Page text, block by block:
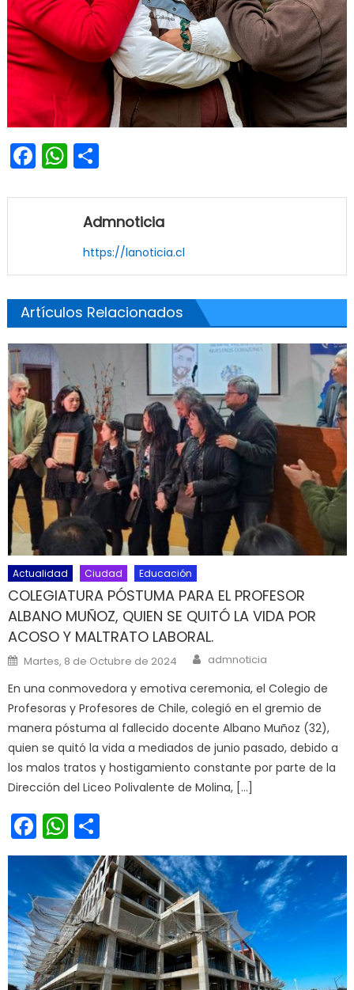
Facebook
WhatsApp
Share
Admnoticia
https://lanoticia.cl
Artículos Relacionados
Actualidad Ciudad Educación
COLEGIATURA PÓSTUMA PARA EL PROFESOR
ALBANO MUÑOZ, QUIEN SE QUITÓ LA VIDA POR
ACOSO Y MALTRATO LABORAL.
Posted on
Martes, 8 de Octubre de 2024 Author
admnoticia
En una conmovedora y emotiva ceremonia, el Colegio de
Profesoras y Profesores de Chile, colegió en el gremio de
manera póstuma al fallecido docente Albano Muñoz (32),
quien se quitó la vida a mediados de junio pasado, debido a
los malos tratos y hostigamiento constante por parte de la
Dirección del Liceo Polivalente de Molina, […]
Facebook
WhatsApp